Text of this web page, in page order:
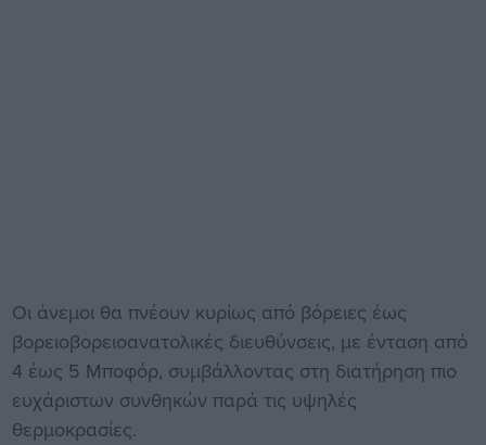
Οι άνεμοι θα πνέουν κυρίως από βόρειες έως
βορειοβορειοανατολικές διευθύνσεις, με ένταση από
4 έως 5 Μποφόρ, συμβάλλοντας στη διατήρηση πιο
ευχάριστων συνθηκών παρά τις υψηλές
θερμοκρασίες.